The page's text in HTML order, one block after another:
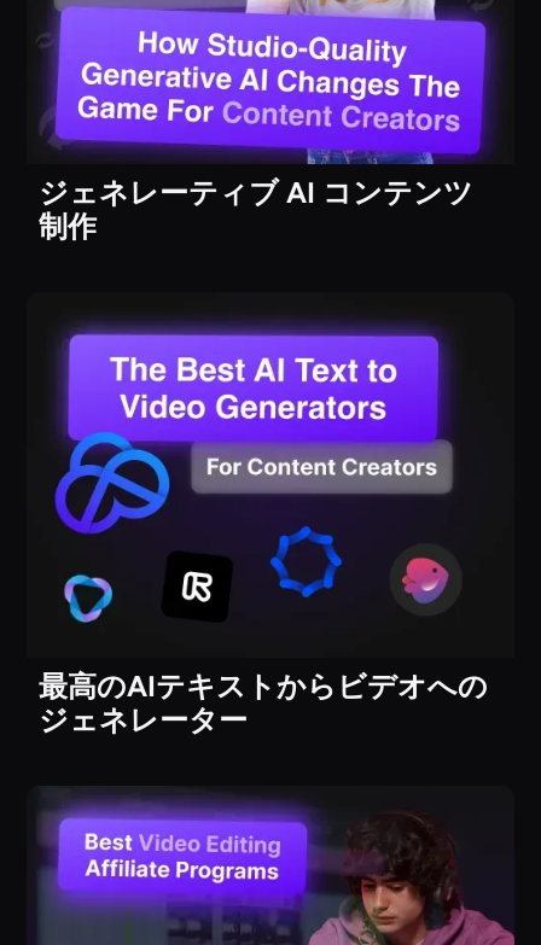
ジェネレーティブ AI コンテンツ
制作
最高のAIテキストからビデオへの
ジェネレーター